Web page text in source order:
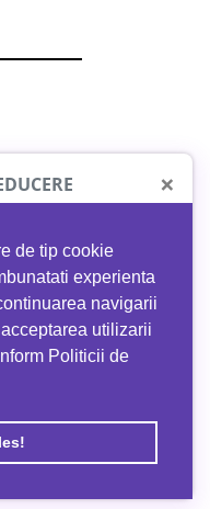
de tip cookie
experienta
navigarii
utilizarii
Politicii de
×
la orice comandă
EATTRACK